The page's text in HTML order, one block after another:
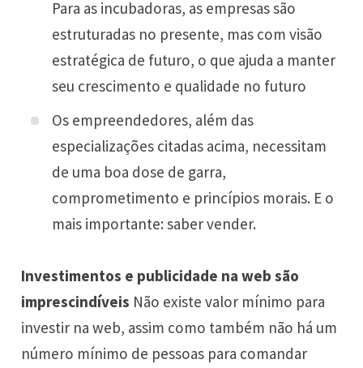
Para as incubadoras, as empresas são
estruturadas no presente, mas com visão
estratégica de futuro, o que ajuda a manter
seu crescimento e qualidade no futuro
Os empreendedores, além das
especializações citadas acima, necessitam
de uma boa dose de garra,
comprometimento e princípios morais. E o
mais importante: saber vender.
Investimentos e publicidade na web são
imprescindíveis Não existe valor mínimo para
investir na web, assim como também não há um
número mínimo de pessoas para comandar